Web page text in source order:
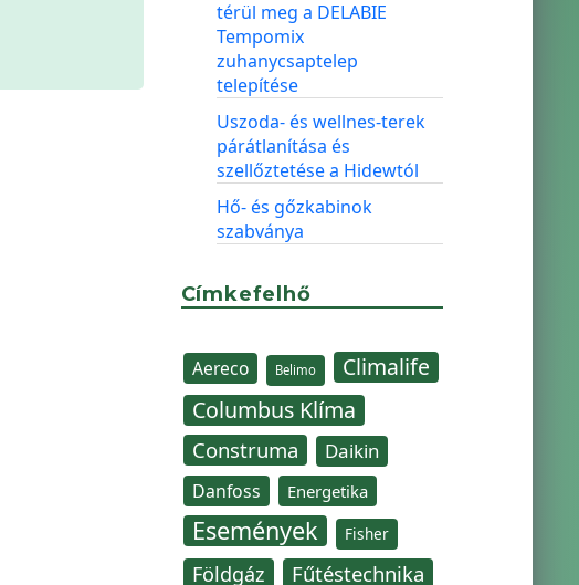
térül meg a DELABIE
Tempomix
zuhanycsaptelep
telepítése
Uszoda- és wellnes-terek
párátlanítása és
szellőztetése a Hidewtól
Hő- és gőzkabinok
szabványa
Címkefelhő
Aereco Belimo
Climalife
Columbus Klíma
Construma Daikin
Danfoss Energetika
Események Fisher
Földgáz Fűtéstechnika